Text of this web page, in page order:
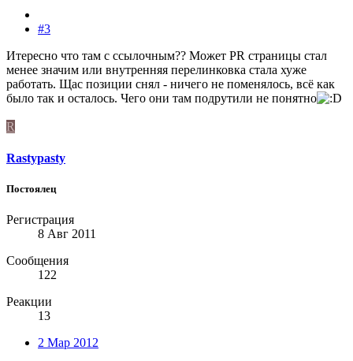
#3
Итересно что там с ссылочным?? Может PR страницы стал
менее значим или внутренняя перелинковка стала хуже
работать. Щас позиции снял - ничего не поменялось, всё как
было так и осталось. Чего они там подрутили не понятно
R
Rastypasty
Постоялец
Регистрация
8 Авг 2011
Сообщения
122
Реакции
13
2 Мар 2012